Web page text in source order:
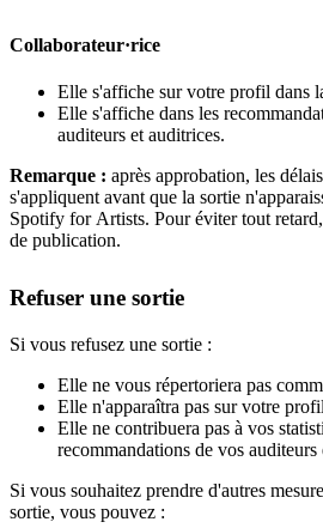
Collaborateur·rice
Elle s'affiche sur votre profil dans
Elle s'affiche dans les
auditeurs et auditrices.
Remarque : après approbation, les
s'appliquent avant que la sortie
Spotify for Artists. Pour éviter tout
de publication.
Refuser une sortie
Si vous refusez une sortie :
Elle ne vous répertoriera pas
Elle n'apparaîtra pas sur votre
Elle ne contribuera pas à vos
recommandations de vos auditeurs
Si vous souhaitez prendre d'autres
sortie, vous pouvez :